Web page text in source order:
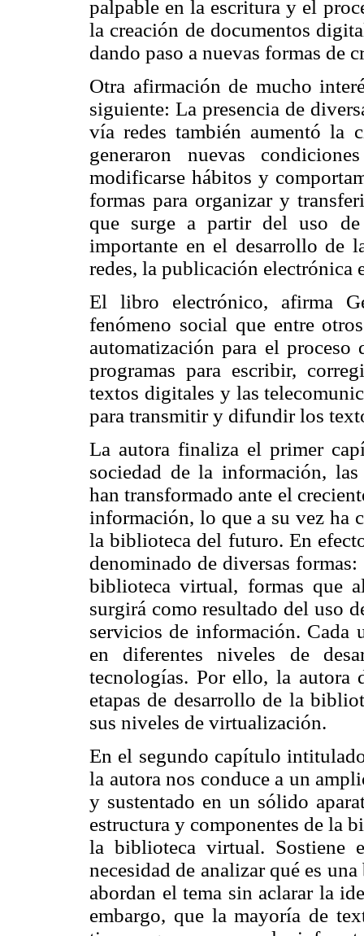
palpable en la escritura y el
la creación de documentos
dando paso a nuevas formas de
Otra afirmación de mucho
siguiente: La presencia de
vía redes también aumentó la
generaron nuevas
modificarse hábitos y
formas para organizar y
que surge a partir del uso
importante en el desarrollo de
redes, la publicación electrónica
El libro electrónico, afirma
fenómeno social que entre
automatización para el
programas para escribir,
textos digitales y las
para transmitir y difundir los
La autora finaliza el primer
sociedad de la información,
han transformado ante el
información, lo que a su vez ha
la biblioteca del futuro. En
denominado de diversas
biblioteca virtual, formas que
surgirá como resultado del uso
servicios de información. Cada
en diferentes niveles de
tecnologías. Por ello, la autora
etapas de desarrollo de la
sus niveles de virtualización.
En el segundo capítulo
la autora nos conduce a un
y sustentado en un sólido
estructura y componentes de la
la biblioteca virtual. Sostiene
necesidad de analizar qué es
abordan el tema sin aclarar la
embargo, que la mayoría de